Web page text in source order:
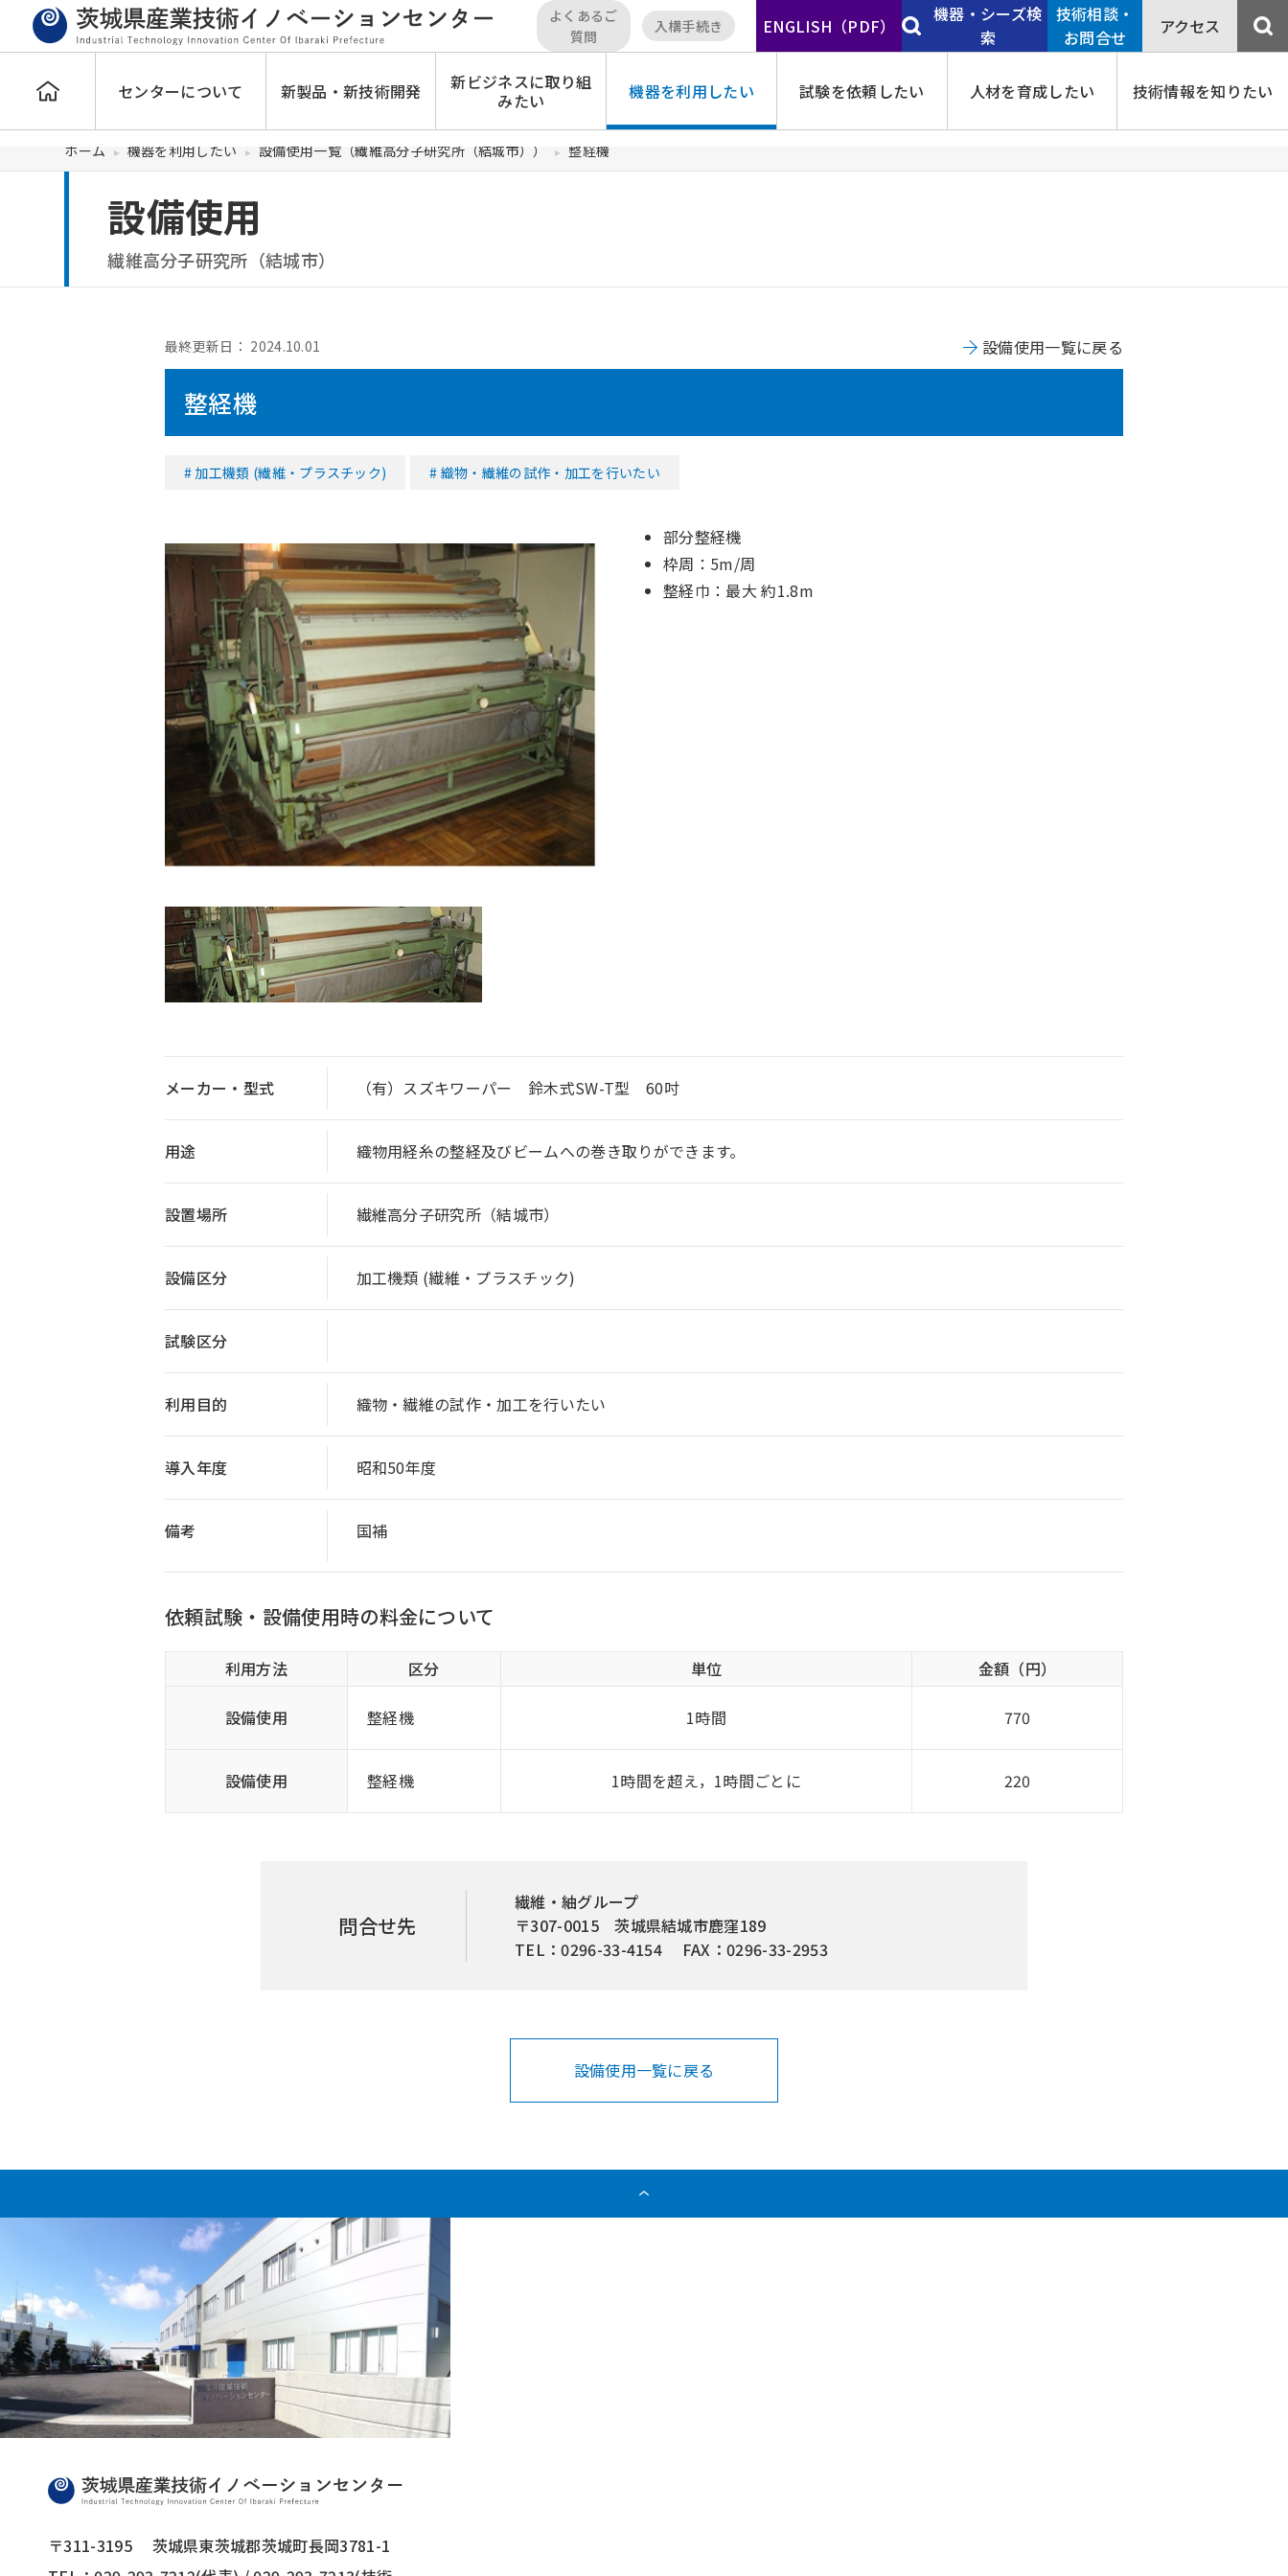
よくあるご
質問
入構手続き ENGLISH（PDF）
機器・シーズ検
索
技術相談・
お問合せ
アクセス
センターについて 新製品・新技術開発
新ビジネスに取り組
みたい
機器を利用したい 試験を依頼したい 人材を育成したい 技術情報を知りたい
ホーム 機器を利用したい 設備使用一覧（繊維高分子研究所（結城市）） 整経機
設備使用
繊維高分子研究所（結城市）
最終更新日： 2024.10.01 設備使用一覧に戻る
整経機
加工機類 (繊維・プラスチック) 織物・繊維の試作・加工を行いたい
部分整経機
枠周：5m/周
整経巾：最大 約1.8m
メーカー・型式 （有）スズキワーパー 鈴木式SW-T型 60吋
用途 織物用経糸の整経及びビームへの巻き取りができます。
設置場所 繊維高分子研究所（結城市）
設備区分 加工機類 (繊維・プラスチック)
試験区分
利用目的 織物・繊維の試作・加工を行いたい
導入年度 昭和50年度
備考 国補
依頼試験・設備使用時の料金について
利用方法 区分 単位 金額（円）
設備使用 整経機 1時間 770
設備使用 整経機 1時間を超え，1時間ごとに 220
問合せ先
繊維・紬グループ
〒307-0015 茨城県結城市鹿窪189
TEL：0296-33-4154 FAX：0296-33-2953
設備使用一覧に戻る
〒311-3195
茨城県東茨城郡茨城町長岡3781-1